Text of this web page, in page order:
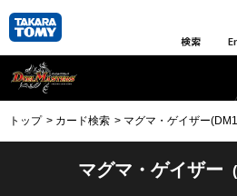
検索
トップ カード検索 マグマ・ゲイザー
マグマ・ゲイザー